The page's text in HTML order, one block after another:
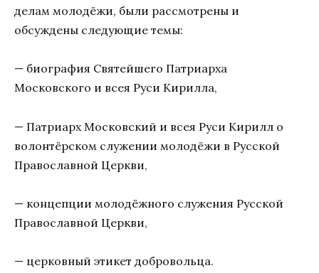
делам молодёжи, были рассмотрены и
обсуждены следующие темы:
— биография Святейшего Патриарха
Московского и всея Руси Кирилла,
— Патриарх Московский и всея Руси Кирилл о
волонтёрском служении молодёжи в Русской
Православной Церкви,
— концепции молодёжного служения Русской
Православной Церкви,
— церковный этикет добровольца.